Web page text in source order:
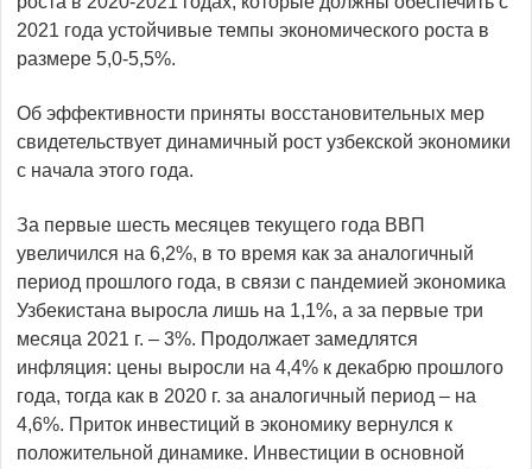
2021 года устойчивые темпы экономического роста в
размере 5,0-5,5%.
Об эффективности приняты восстановительных мер
свидетельствует динамичный рост узбекской экономики
с начала этого года.
За первые шесть месяцев текущего года ВВП
увеличился на 6,2%, в то время как за аналогичный
период прошлого года, в связи с пандемией экономика
Узбекистана выросла лишь на 1,1%, а за первые три
месяца 2021 г. – 3%. Продолжает замедлятся
инфляция: цены выросли на 4,4% к декабрю прошлого
года, тогда как в 2020 г. за аналогичный период – на
4,6%. Приток инвестиций в экономику вернулся к
положительной динамике. Инвестиции в основной